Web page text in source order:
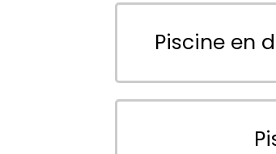
Piscine en